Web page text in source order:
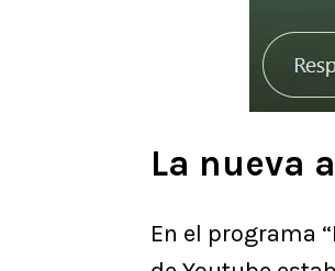
La nueva
En el programa